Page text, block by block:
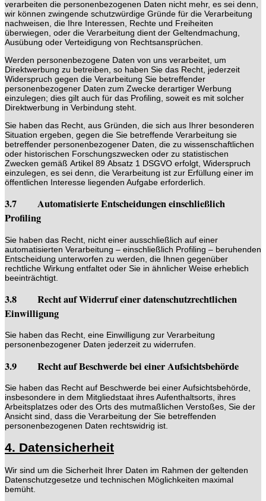
verarbeiten die personenbezogenen Daten nicht mehr, es sei denn,
wir können zwingende schutzwürdige Gründe für die Verarbeitung
nachweisen, die Ihre Interessen, Rechte und Freiheiten
überwiegen, oder die Verarbeitung dient der Geltendmachung,
Ausübung oder Verteidigung von Rechtsansprüchen.
Werden personenbezogene Daten von uns verarbeitet, um
Direktwerbung zu betreiben, so haben Sie das Recht, jederzeit
Widerspruch gegen die Verarbeitung Sie betreffender
personenbezogener Daten zum Zwecke derartiger Werbung
einzulegen; dies gilt auch für das Profiling, soweit es mit solcher
Direktwerbung in Verbindung steht.
Sie haben das Recht, aus Gründen, die sich aus Ihrer besonderen
Situation ergeben, gegen die Sie betreffende Verarbeitung sie
betreffender personenbezogener Daten, die zu wissenschaftlichen
oder historischen Forschungszwecken oder zu statistischen
Zwecken gemäß Artikel 89 Absatz 1 DSGVO erfolgt, Widerspruch
einzulegen, es sei denn, die Verarbeitung ist zur Erfüllung einer im
öffentlichen Interesse liegenden Aufgabe erforderlich.
3.7 Automatisierte Entscheidungen einschließlich
Profiling
Sie haben das Recht, nicht einer ausschließlich auf einer
automatisierten Verarbeitung – einschließlich Profiling – beruhenden
Entscheidung unterworfen zu werden, die Ihnen gegenüber
rechtliche Wirkung entfaltet oder Sie in ähnlicher Weise erheblich
beeinträchtigt.
3.8 Recht auf Widerruf einer datenschutzrechtlichen
Einwilligung
Sie haben das Recht, eine Einwilligung zur Verarbeitung
personenbezogener Daten jederzeit zu widerrufen.
3.9 Recht auf Beschwerde bei einer Aufsichtsbehörde
Sie haben das Recht auf Beschwerde bei einer Aufsichtsbehörde,
insbesondere in dem Mitgliedstaat ihres Aufenthaltsorts, ihres
Arbeitsplatzes oder des Orts des mutmaßlichen Verstoßes, Sie der
Ansicht sind, dass die Verarbeitung der Sie betreffenden
personenbezogenen Daten rechtswidrig ist.
4. Datensicherheit
Wir sind um die Sicherheit Ihrer Daten im Rahmen der geltenden
Datenschutzgesetze und technischen Möglichkeiten maximal
bemüht.